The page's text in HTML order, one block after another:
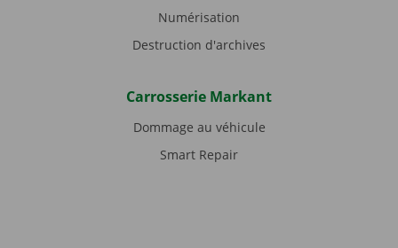
Numérisation
Destruction d'archives
Carrosserie Markant
Dommage au véhicule
Smart Repair